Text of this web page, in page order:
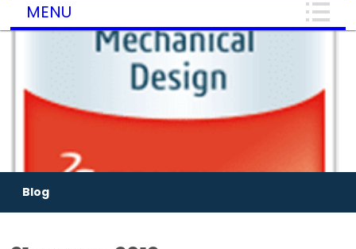
MENU
Blog